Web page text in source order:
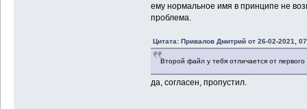
ему нормальное имя в принципе не
проблема.
Цитата: Привалов Дмитрий от 26-02-2021,
Второй файл у тебя отличается от
да, согласен, пропустил.